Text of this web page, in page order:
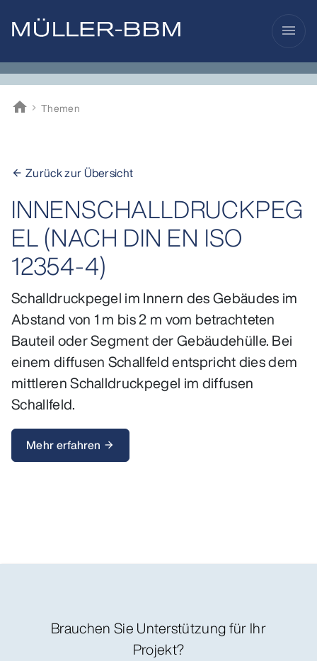
menu
home
Müller-BBM
Themen
arrow_back Zurück zur Übersicht
INNENSCHALLDRUCKPEG
EL (NACH DIN EN ISO
12354-4)
Schalldruckpegel im Innern des Gebäudes im
Abstand von 1 m bis 2 m vom betrachteten
Bauteil oder Segment der Gebäudehülle. Bei
einem diffusen Schallfeld entspricht dies dem
mittleren Schalldruckpegel im diffusen
Schallfeld.
Mehr erfahren arrow_forward
Brauchen Sie Unterstützung für Ihr
Projekt?